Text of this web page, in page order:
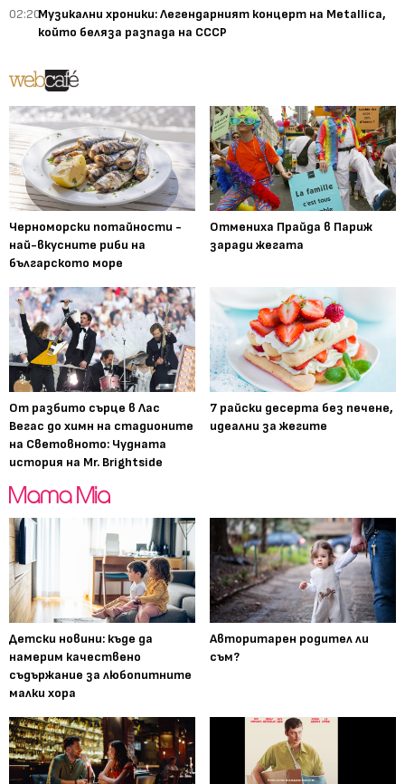
02:20Музикални хроники: Легендарният концерт на Metallica,
който беляза разпада на СССР
Черноморски потайности -
най-вкусните риби на
българското море
Отмениха Прайда в Париж
заради жегата
От разбито сърце в Лас
Вегас до химн на стадионите
на Световното: Чудната
история на Mr. Brightside
7 райски десерта без печене,
идеални за жегите
Детски новини: къде да
намерим качествено
съдържание за любопитните
малки хора
Авторитарен родител ли
съм?